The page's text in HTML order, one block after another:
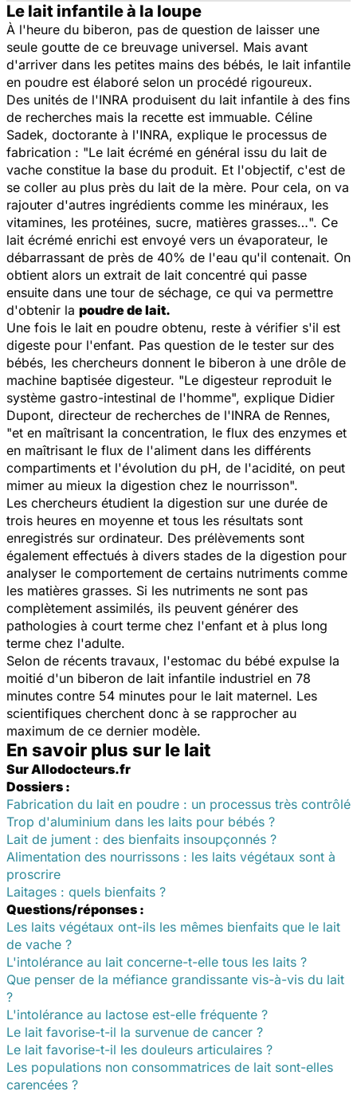
Le lait infantile à la loupe
À l'heure du biberon, pas de question de laisser une
seule goutte de ce breuvage universel. Mais avant
d'arriver dans les petites mains des bébés, le lait infantile
en poudre est élaboré selon un procédé rigoureux.
Des unités de l'INRA produisent du lait infantile à des fins
de recherches mais la recette est immuable. Céline
Sadek, doctorante à l'INRA, explique le processus de
fabrication : "Le lait écrémé en général issu du lait de
vache constitue la base du produit. Et l'objectif, c'est de
se coller au plus près du lait de la mère. Pour cela, on va
rajouter d'autres ingrédients comme les minéraux, les
vitamines, les protéines, sucre, matières grasses…". Ce
lait écrémé enrichi est envoyé vers un évaporateur, le
débarrassant de près de 40% de l'eau qu'il contenait. On
obtient alors un extrait de lait concentré qui passe
ensuite dans une tour de séchage, ce qui va permettre
d'obtenir la poudre de lait.
Une fois le lait en poudre obtenu, reste à vérifier s'il est
digeste pour l'enfant. Pas question de le tester sur des
bébés, les chercheurs donnent le biberon à une drôle de
machine baptisée digesteur. "Le digesteur reproduit le
système gastro-intestinal de l'homme", explique Didier
Dupont, directeur de recherches de l'INRA de Rennes,
"et en maîtrisant la concentration, le flux des enzymes et
en maîtrisant le flux de l'aliment dans les différents
compartiments et l'évolution du pH, de l'acidité, on peut
mimer au mieux la digestion chez le nourrisson".
Les chercheurs étudient la digestion sur une durée de
trois heures en moyenne et tous les résultats sont
enregistrés sur ordinateur. Des prélèvements sont
également effectués à divers stades de la digestion pour
analyser le comportement de certains nutriments comme
les matières grasses. Si les nutriments ne sont pas
complètement assimilés, ils peuvent générer des
pathologies à court terme chez l'enfant et à plus long
terme chez l'adulte.
Selon de récents travaux, l'estomac du bébé expulse la
moitié d'un biberon de lait infantile industriel en 78
minutes contre 54 minutes pour le lait maternel. Les
scientifiques cherchent donc à se rapprocher au
maximum de ce dernier modèle.
En savoir plus sur le lait
Sur Allodocteurs.fr
Dossiers :
Fabrication du lait en poudre : un processus très contrôlé
Trop d'aluminium dans les laits pour bébés ?
Lait de jument : des bienfaits insoupçonnés ?
Alimentation des nourrissons : les laits végétaux sont à
proscrire
Laitages : quels bienfaits ?
Questions/réponses :
Les laits végétaux ont-ils les mêmes bienfaits que le lait
de vache ?
L'intolérance au lait concerne-t-elle tous les laits ?
Que penser de la méfiance grandissante vis-à-vis du lait
?
L'intolérance au lactose est-elle fréquente ?
Le lait favorise-t-il la survenue de cancer ?
Le lait favorise-t-il les douleurs articulaires ?
Les populations non consommatrices de lait sont-elles
carencées ?